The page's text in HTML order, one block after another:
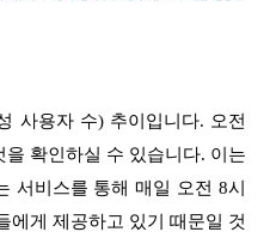
사용자 수) 추이입니다. 오전
확인하실 수 있습니다. 이는
서비스를 통해 매일 오전 8시
에게 제공하고 있기 때문일 것